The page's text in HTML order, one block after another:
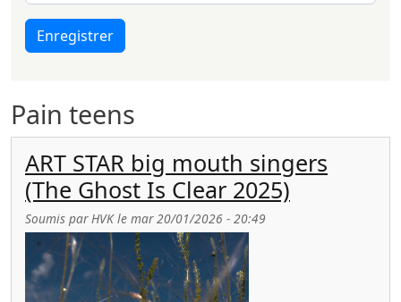
Pain teens
ART STAR big mouth singers
(The Ghost Is Clear 2025)
Soumis par HVKle mar 20/01/2026 - 20:49
Enregistrer